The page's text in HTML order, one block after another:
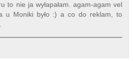
to nie ja wyłapałam. agam-agam vel
u Moniki było :) a co do reklam, to